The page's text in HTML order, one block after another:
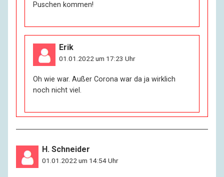
Puschen kommen!
Erik
01.01.2022 um 17:23 Uhr
Oh wie war. Außer Corona war da ja wirklich
noch nicht viel.
H. Schneider
01.01.2022 um 14:54 Uhr